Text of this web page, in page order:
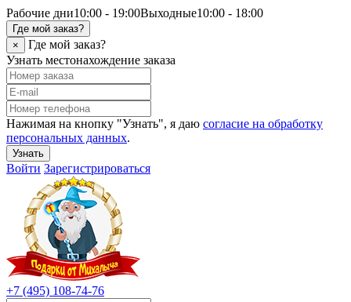
Рабочие дни10:00 - 19:00Выходные10:00 - 18:00
Где мой заказ?
×
Где мой заказ?
Узнать местонахождение заказа
Нажимая на кнопку "Узнать", я даю согласие на обработку
персональных данных.
Узнать
Войти Зарегистрироваться
+7 (495) 108-74-76